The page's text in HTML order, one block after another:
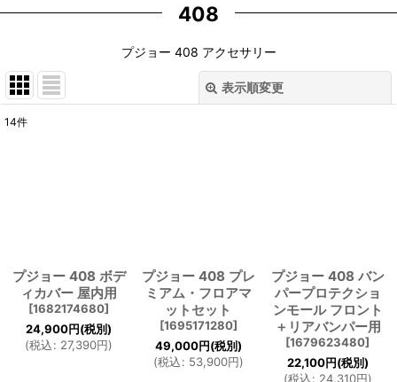
408
プジョー 408 アクセサリー
表示順変更
14件
プジョー 408 ボデ
ィカバー 屋内用
[1682174680]
24,900円(税別)
(税込: 27,390円)
プジョー 408 プレ
ミアム・フロアマ
ットセット
[1695171280]
49,000円(税別)
(税込: 53,900円)
プジョー 408 バン
パープロテクショ
ンモール フロント
＋リアバンパー用
[1679623480]
22,100円(税別)
(税込: 24,310円)